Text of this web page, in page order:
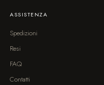
ASSISTENZA
Spedizioni
Resi
FAQ
Contatti